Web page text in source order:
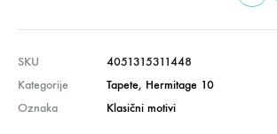
SKU
4051315311448
Kategorije
Tapete, Hermitage 10
Oznaka
Klasični motivi